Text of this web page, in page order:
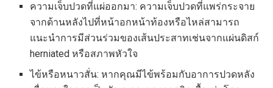
ความเจ็บปวดที่แผ่ออกมา: ความเจ็บปวดที่แพร่กระจาย
จากด้านหลังไปที่หน้าอกหน้าท้องหรือไหล่สามารถ
แนะนำการมีส่วนร่วมของเส้นประสาทเช่นจากแผ่นดิสก์
herniated หรือสภาพหัวใจ
ไข้หรือหนาวสั่น: หากคุณมีไข้พร้อมกับอาการปวดหลัง